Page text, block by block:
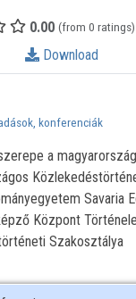
0.00 (from 0 ratings)
Download
konferenciák
a
Savaria
Központ
Szakosztálya